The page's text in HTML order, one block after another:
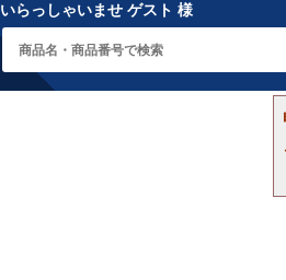
いらっしゃいませ ゲスト 様